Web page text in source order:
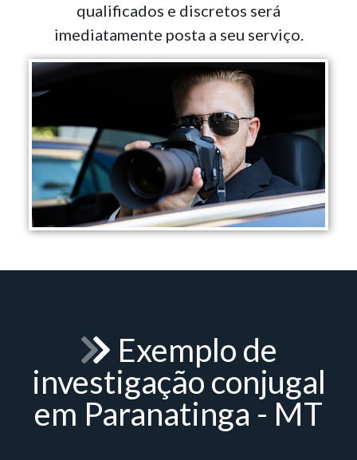
qualificados e discretos será
imediatamente posta a seu serviço.
Exemplo de
investigação conjugal
em Paranatinga - MT